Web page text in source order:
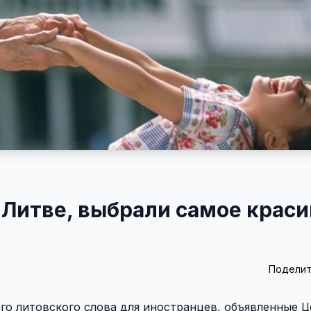
выбрали самое
литовского слова для иностранцев, объявленные